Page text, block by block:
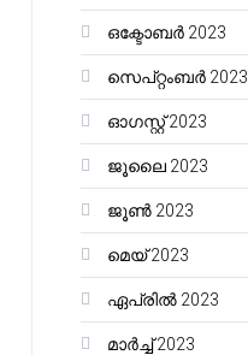
ഒക്ടോബർ 2023
സെപ്റ്റംബർ 2023
ഓഗസ്റ്റ്‌ 2023
ജൂലൈ 2023
ജൂൺ 2023
മെയ്‌ 2023
ഏപ്രിൽ 2023
മാർച്ച്‌ 2023